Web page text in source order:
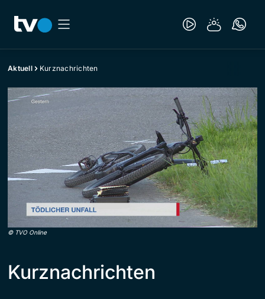
Aktuell Kurznachrichten
© TVO Online
Kurznachrichten